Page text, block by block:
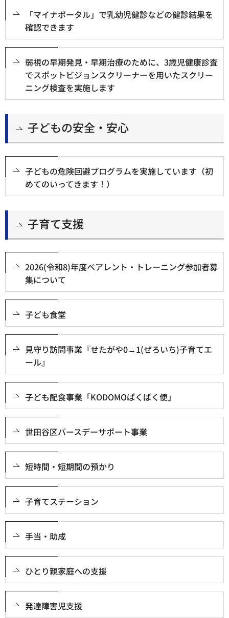
「マイナポータル」で乳幼児健診などの健診結果を
確認できます
弱視の早期発見・早期治療のために、3歳児健康診査
でスポットビジョンスクリーナーを用いたスクリー
ニング検査を実施します
子どもの安全・安心
子どもの危険回避プログラムを実施しています（初
めてのいってきます！）
子育て支援
2026(令和8)年度ペアレント・トレーニング参加者募
集について
子ども食堂
見守り訪問事業『せたがや0→1(ぜろいち)子育てエ
ール』
子ども配食事業「KODOMOぱくぱく便」
世田谷区バースデーサポート事業
短時間・短期間の預かり
子育てステーション
手当・助成
ひとり親家庭への支援
発達障害児支援